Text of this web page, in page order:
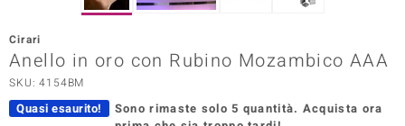
Paraíso
Cirari
Anello in oro con Rubino Mozambico AAA
SKU: 4154BM
Quasi esaurito! Sono rimaste solo 5 quantità. Acquista ora